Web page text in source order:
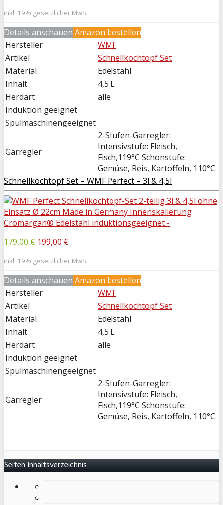
inkl. 19% gesetzlicher MwSt.
Details anschauen Amazon bestellen
Hersteller
WMF
Artikel
Schnellkochtopf Set
Material
Edelstahl
Inhalt
4,5 L
Herdart
alle
Induktion geeignet
Spülmaschinengeeignet
Garregler
2-Stufen-Garregler:
Intensivstufe: Fleisch,
Fisch,119°C Schonstufe:
Gemüse, Reis, Kartoffeln, 110°C
Schnellkochtopf Set – WMF Perfect – 3l & 4,5l
179,00 € 199,00 €
inkl. 19% gesetzlicher MwSt.
Details anschauen Amazon bestellen
Hersteller
WMF
Artikel
Schnellkochtopf Set
Material
Edelstahl
Inhalt
4,5 L
Herdart
alle
Induktion geeignet
Spülmaschinengeeignet
Garregler
2-Stufen-Garregler:
Intensivstufe: Fleisch,
Fisch,119°C Schonstufe:
Gemüse, Reis, Kartoffeln, 110°C
Seiten Inhaltsverzeichnis